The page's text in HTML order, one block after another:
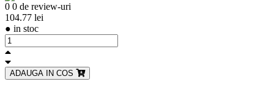
0 0 de review-uri
104.77 lei
● in stoc
ADAUGA IN COS